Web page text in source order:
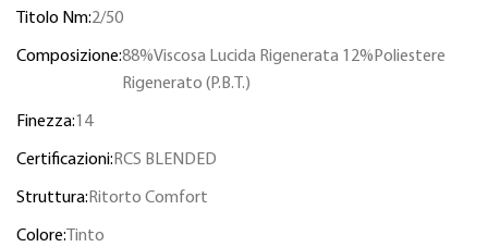
Titolo Nm:2/50
Composizione:88%Viscosa Lucida Rigenerata 12%Poliestere
Rigenerato (P.B.T.)
Finezza:14
Certificazioni:RCS BLENDED
Struttura:Ritorto Comfort
Colore: Tinto